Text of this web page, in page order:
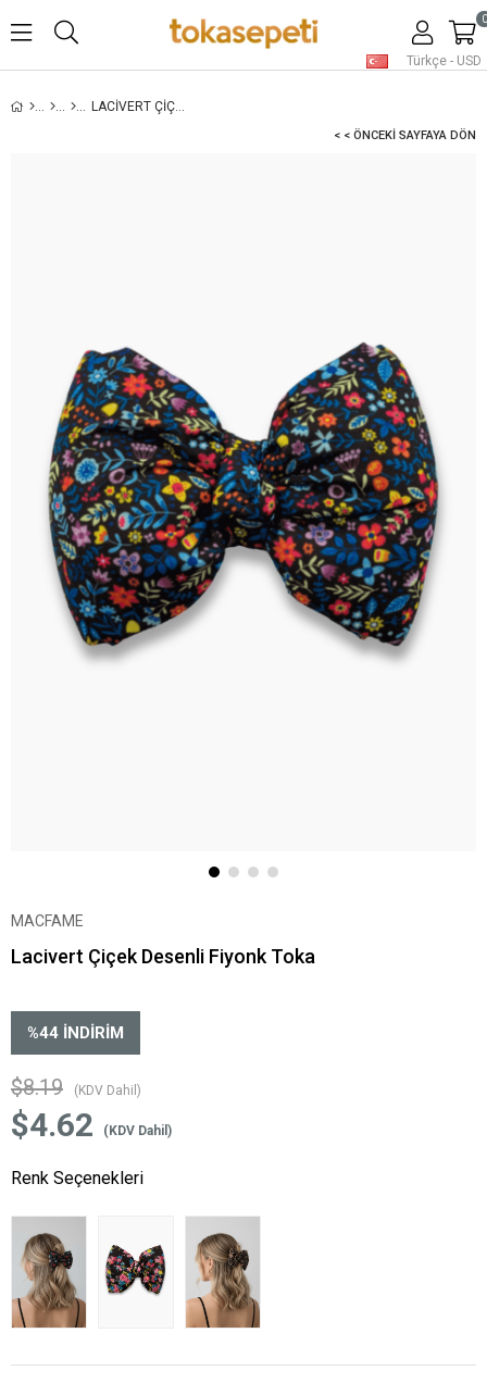
Türkçe - USD
0
LACIVERT ÇIÇEK DESENLI FIYONK TOKA
< < ÖNCEKI SAYFAYA DÖN
MACFAME
Lacivert Çiçek Desenli Fiyonk Toka
%44 İNDIRIM
$8.19 (KDV Dahil)
$4.62 (KDV Dahil)
Renk Seçenekleri